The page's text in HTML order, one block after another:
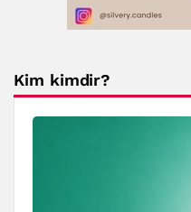
Kim kimdir?